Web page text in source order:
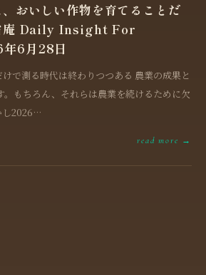
、おいしい作物を育てることだ
庵 Daily Insight For
6月28日
で測る時代は終わりつつある 農業の成果と
。もちろん、それらは農業を続けるために欠
し2026…
read more →